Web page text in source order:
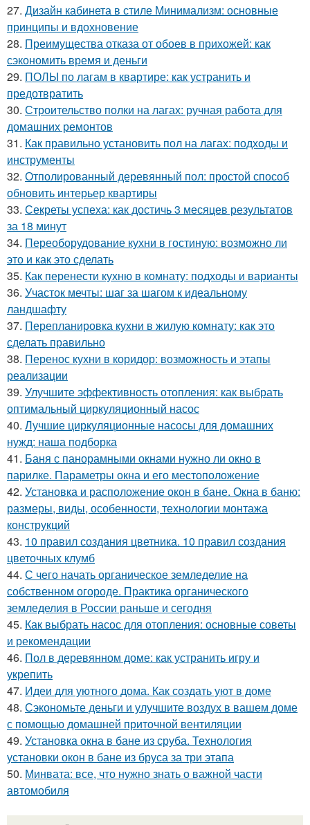
27. Дизайн кабинета в стиле Минимализм: основные
принципы и вдохновение
28. Преимущества отказа от обоев в прихожей: как
сэкономить время и деньги
29. ПОЛЫ по лагам в квартире: как устранить и
предотвратить
30. Строительство полки на лагах: ручная работа для
домашних ремонтов
31. Как правильно установить пол на лагах: подходы и
инструменты
32. Отполированный деревянный пол: простой способ
обновить интерьер квартиры
33. Секреты успеха: как достичь 3 месяцев результатов
за 18 минут
34. Переоборудование кухни в гостиную: возможно ли
это и как это сделать
35. Как перенести кухню в комнату: подходы и варианты
36. Участок мечты: шаг за шагом к идеальному
ландшафту
37. Перепланировка кухни в жилую комнату: как это
сделать правильно
38. Перенос кухни в коридор: возможность и этапы
реализации
39. Улучшите эффективность отопления: как выбрать
оптимальный циркуляционный насос
40. Лучшие циркуляционные насосы для домашних
нужд: наша подборка
41. Баня с панорамными окнами нужно ли окно в
парилке. Параметры окна и его местоположение
42. Установка и расположение окон в бане. Окна в баню:
размеры, виды, особенности, технологии монтажа
конструкций
43. 10 правил создания цветника. 10 правил создания
цветочных клумб
44. С чего начать органическое земледелие на
собственном огороде. Практика органического
земледелия в России раньше и сегодня
45. Как выбрать насос для отопления: основные советы
и рекомендации
46. Пол в деревянном доме: как устранить игру и
укрепить
47. Идеи для уютного дома. Как создать уют в доме
48. Сэкономьте деньги и улучшите воздух в вашем доме
с помощью домашней приточной вентиляции
49. Установка окна в бане из сруба. Технология
установки окон в бане из бруса за три этапа
50. Минвата: все, что нужно знать о важной части
автомобиля